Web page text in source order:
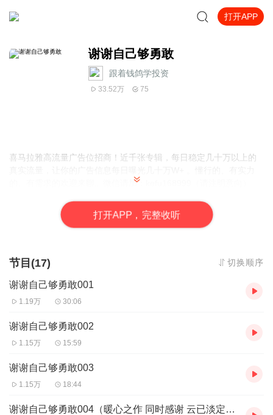
打开APP
谢谢自己够勇敢
跟着钱鸽学投资
33.52万 75
喜马拉雅高流量广告位招商！近千张专辑，每日稳定几十万以上的
的、有需求的欢迎来聊。微信请加：kefu168999（请注明意向）
打开APP，完整收听
节目(17) 切换顺序
谢谢自己够勇敢001
1.19万 30:06
谢谢自己够勇敢002
1.15万 15:59
谢谢自己够勇敢003
1.15万 18:44
谢谢自己够勇敢004（暖心之作 同时感谢 云已淡定 史杰打赏 ）